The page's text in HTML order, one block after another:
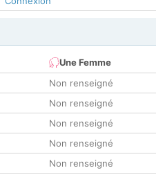
Une Femme
Non renseigné
Non renseigné
Non renseigné
Non renseigné
Non renseigné